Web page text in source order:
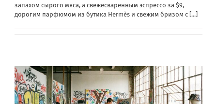
запахом сырого мяса, а свежесваренным эспрессо за $9,
дорогим парфюмом из бутика Hermès и свежим бризом с [...]